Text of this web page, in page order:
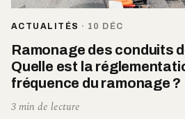
ACTUALITÉS · 10 DÉC
Ramonage des conduits
Quelle est la
fréquence du ramonage ?
3 min de lecture